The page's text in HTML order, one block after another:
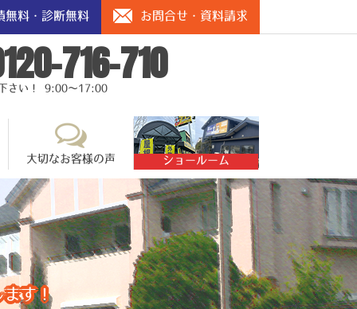
無料・診断無料 お問合せ・資料請求
716-710
さい！ 9:00～17:00
大切なお客様の声 ショールーム
ます！